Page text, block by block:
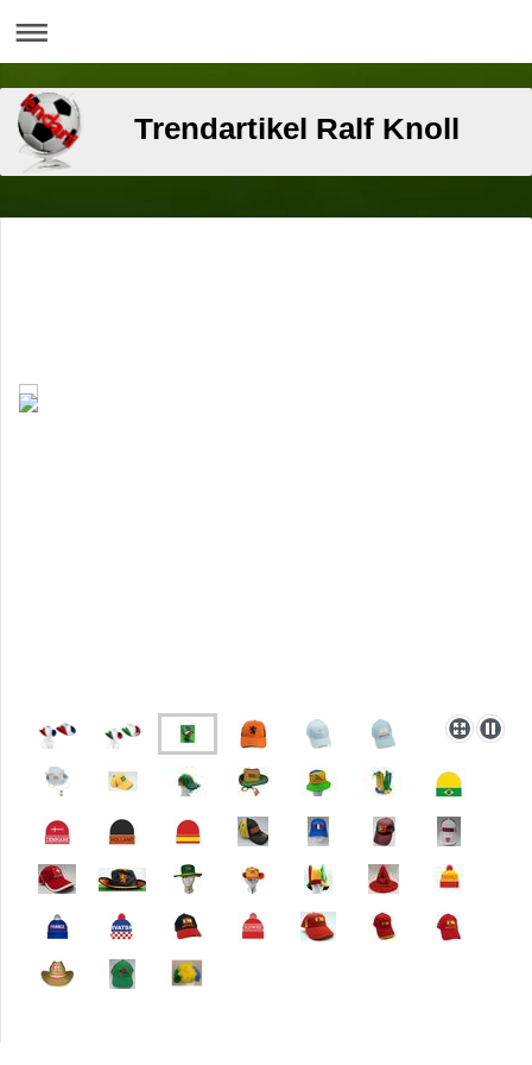
Trendartikel Ralf Knoll